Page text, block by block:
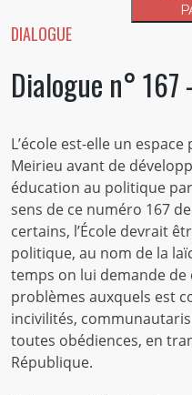
167
en
DIALOGUE
Dialogue n°
L’école est-elle un
Meirieu avant de
éducation au politique
sens de ce numéro 167 de
certains, l’École devrait
politique, au nom de la
temps on lui demande
problèmes auxquels est
incivilités,
toutes obédiences, en
République.